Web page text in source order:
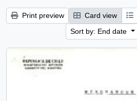
Print preview Card view
Sort by: End date